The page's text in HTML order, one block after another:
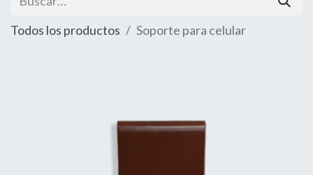
Todos los productos Soporte para celular